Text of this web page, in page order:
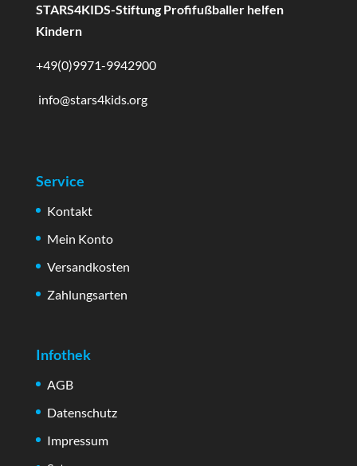
STARS4KIDS-Stiftung Profifußballer helfen
Kindern
+49(0)9971-9942900
info@stars4kids.org
Service
Kontakt
Mein Konto
Versandkosten
Zahlungsarten
Infothek
AGB
Datenschutz
Impressum